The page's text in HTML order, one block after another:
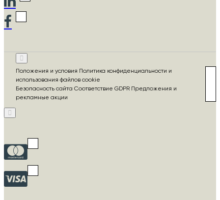
Положения и условия Политика конфиденциальности и
использования файлов cookie
Безопасность сайта Соответствие GDPR Предложения и
рекламные акции